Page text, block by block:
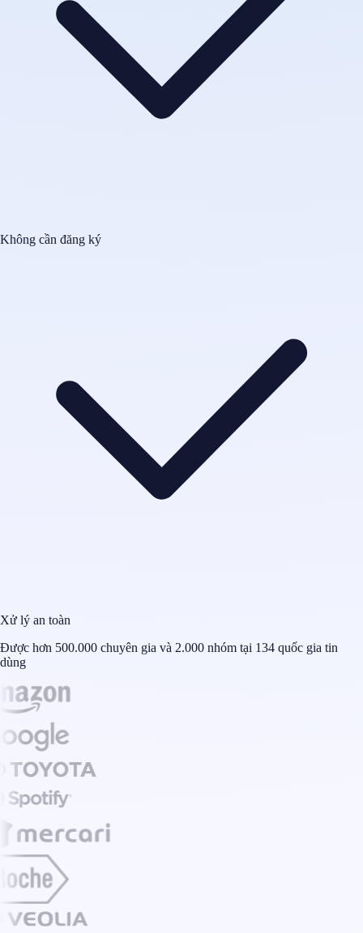
Không cần đăng ký
Xử lý an toàn
Được hơn 500.000 chuyên gia và 2.000 nhóm tại 134 quốc gia tin
dùng